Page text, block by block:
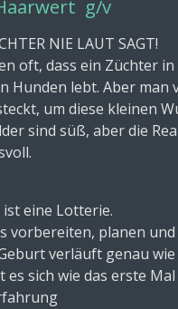
g/v
NIE LAUT SAGT!
oft, dass ein Züchter
Hunden lebt. Aber man
um diese kleinen
sind süß, aber die
eine Lotterie.
vorbereiten, planen
verläuft genau
es sich wie das erste